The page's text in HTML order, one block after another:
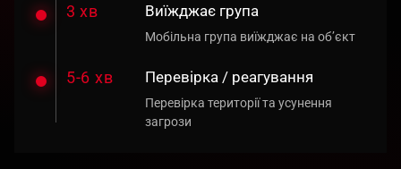
3 хв Виїжджає група
Мобільна група виїжджає на об’єкт
5-6 хв Перевірка / реагування
Перевірка території та усунення
загрози